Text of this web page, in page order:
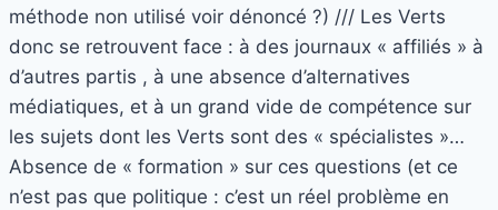
méthode non utilisé voir dénoncé ?) /// Les Verts
donc se retrouvent face : à des journaux « affiliés » à
d’autres partis , à une absence d’alternatives
médiatiques, et à un grand vide de compétence sur
les sujets dont les Verts sont des « spécialistes »…
Absence de « formation » sur ces questions (et ce
n’est pas que politique : c’est un réel problème en